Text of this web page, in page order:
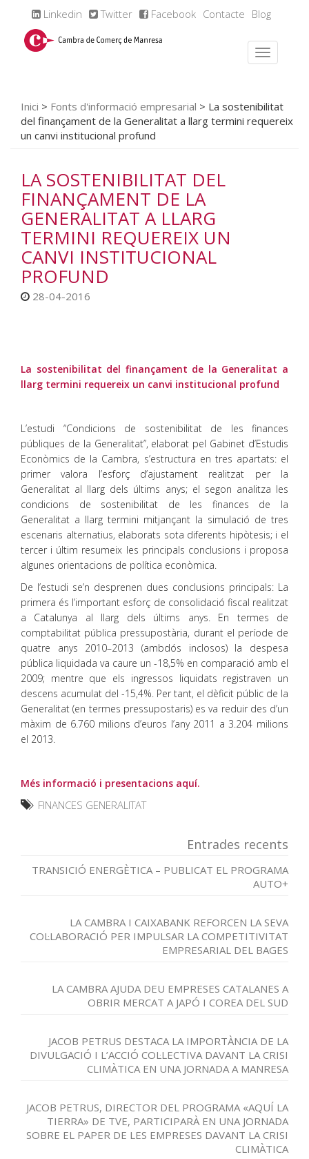
Linkedin Twitter Facebook Contacte Blog
Inici > Fonts d'informació empresarial > La sostenibilitat
del finançament de la Generalitat a llarg termini requereix
un canvi institucional profund
LA SOSTENIBILITAT DEL
FINANÇAMENT DE LA
GENERALITAT A LLARG
TERMINI REQUEREIX UN
CANVI INSTITUCIONAL
PROFUND
28-04-2016
La sostenibilitat del finançament de la Generalitat a
llarg termini requereix un canvi institucional profund
L’estudi “Condicions de sostenibilitat de les finances
públiques de la Generalitat”, elaborat pel Gabinet d’Estudis
Econòmics de la Cambra, s’estructura en tres apartats: el
primer valora l’esforç d’ajustament realitzat per la
Generalitat al llarg dels últims anys; el segon analitza les
condicions de sostenibilitat de les finances de la
Generalitat a llarg termini mitjançant la simulació de tres
escenaris alternatius, elaborats sota diferents hipòtesis; i el
tercer i últim resumeix les principals conclusions i proposa
algunes orientacions de política econòmica.
De l’estudi se’n desprenen dues conclusions principals: La
primera és l’important esforç de consolidació fiscal realitzat
a Catalunya al llarg dels últims anys. En termes de
comptabilitat pública pressupostària, durant el període de
quatre anys 2010–2013 (ambdós inclosos) la despesa
pública liquidada va caure un -18,5% en comparació amb el
2009; mentre que els ingressos liquidats registraven un
descens acumulat del -15,4%. Per tant, el dèficit públic de la
Generalitat (en termes pressupostaris) es va reduir des d’un
màxim de 6.760 milions d’euros l’any 2011 a 3.204 milions
el 2013.
Més informació i presentacions aquí.
FINANCES GENERALITAT
Entrades recents
TRANSICIÓ ENERGÈTICA – PUBLICAT EL PROGRAMA
AUTO+
LA CAMBRA I CAIXABANK REFORCEN LA SEVA
COL·LABORACIÓ PER IMPULSAR LA COMPETITIVITAT
EMPRESARIAL DEL BAGES
LA CAMBRA AJUDA DEU EMPRESES CATALANES A
OBRIR MERCAT A JAPÓ I COREA DEL SUD
JACOB PETRUS DESTACA LA IMPORTÀNCIA DE LA
DIVULGACIÓ I L’ACCIÓ COL·LECTIVA DAVANT LA CRISI
CLIMÀTICA EN UNA JORNADA A MANRESA
JACOB PETRUS, DIRECTOR DEL PROGRAMA «AQUÍ LA
TIERRA» DE TVE, PARTICIPARÀ EN UNA JORNADA
SOBRE EL PAPER DE LES EMPRESES DAVANT LA CRISI
CLIMÀTICA